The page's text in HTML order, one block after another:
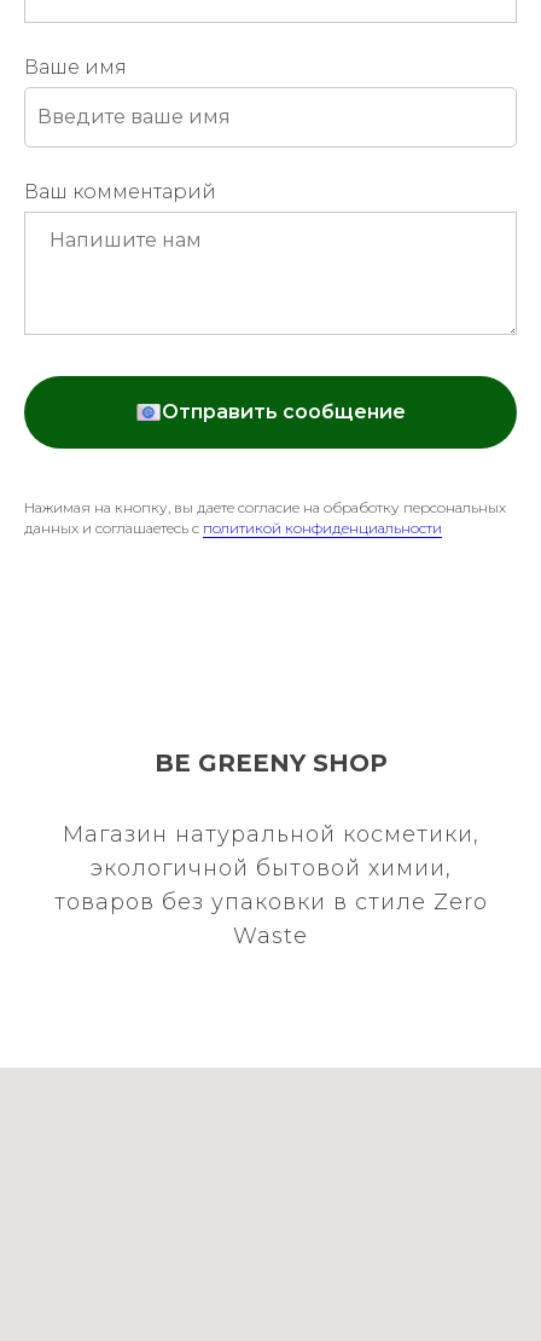
Ваше имя
Ваш комментарий
Отправить сообщение
Нажимая на кнопку, вы даете согласие на обработку персональных
данных и соглашаетесь c политикой конфиденциальности
BE GREENY SHOP
Магазин натуральной косметики,
экологичной бытовой химии,
товаров без упаковки в стиле Zero
Waste